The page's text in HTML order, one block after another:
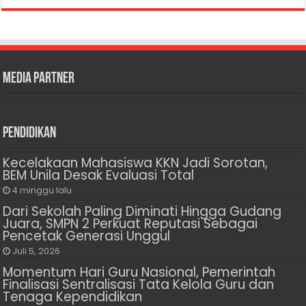
Media Partner
Pendidikan
Kecelakaan Mahasiswa KKN Jadi Sorotan,
BEM Unila Desak Evaluasi Total
4 minggu lalu
Dari Sekolah Paling Diminati Hingga Gudang
Juara, SMPN 2 Perkuat Reputasi Sebagai
Pencetak Generasi Unggul
Juli 5, 2026
Momentum Hari Guru Nasional, Pemerintah
Finalisasi Sentralisasi Tata Kelola Guru dan
Tenaga Kependidikan